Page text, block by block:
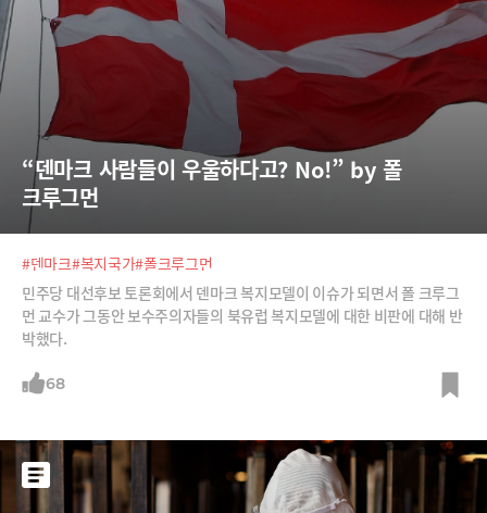
“덴마크 사람들이 우울하다고? No!” by 폴
크루그먼
#덴마크#복지국가#폴크루그먼
민주당 대선후보 토론회에서 덴마크 복지모델이 이슈가 되면서 폴 크루그
먼 교수가 그동안 보수주의자들의 북유럽 복지모델에 대한 비판에 대해 반
박했다.
68